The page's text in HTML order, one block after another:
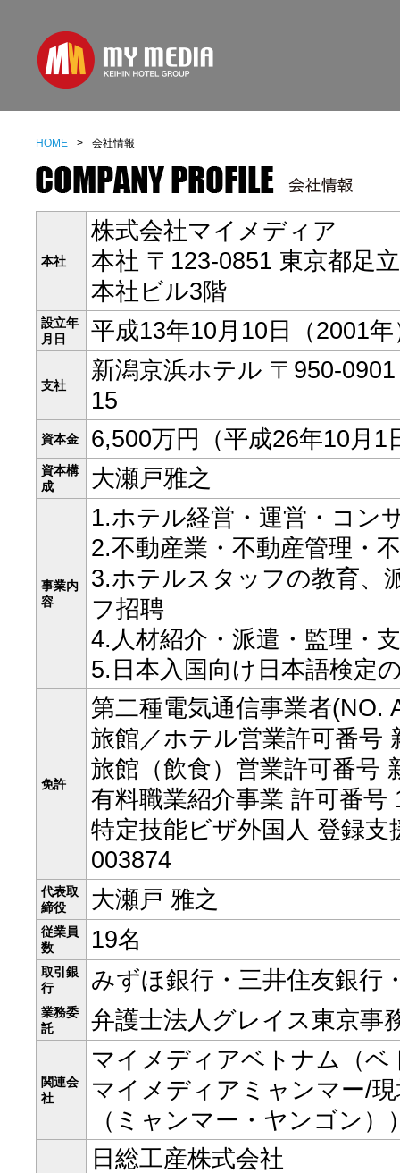
HOME > 会社情報
本社
株式会社マイメディア
本社 〒123-0851 東京都足
本社ビル3階
設立年
月日
平成13年10月10日（2001年
支社
新潟京浜ホテル 〒950-
15
資本金 6,500万円（平成26年10月1
資本構
成
大瀬戸雅之
事業内
容
1.ホテル経営・運営・コン
2.不動産業・不動産管理・
3.ホテルスタッフの教育、
フ招聘
4.人材紹介・派遣・監理・
5.日本入国向け日本語検定
免許
第二種電気通信事業者(NO.
旅館／ホテル営業許可番号
旅館（飲食）営業許可番号
有料職業紹介事業 許可番号
特定技能ビザ外国人 登録支
003874
代表取
締役
大瀬戸 雅之
従業員
数
19名
取引銀
行
みずほ銀行・三井住友銀行
業務委
託
弁護士法人グレイス東京事
関連会
社
マイメディアベトナム（
マイメディアミャンマー/
（ミャンマー・ヤンゴン）
日総工産株式会社